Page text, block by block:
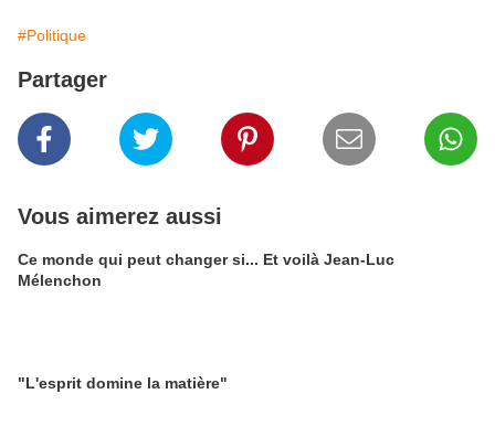
#Politique
Partager
Vous aimerez aussi
Ce monde qui peut changer si... Et voilà Jean-Luc
Mélenchon
"L'esprit domine la matière"